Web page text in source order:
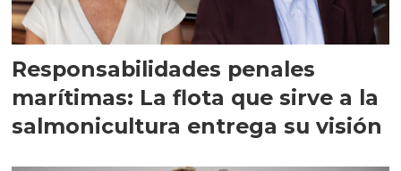
Responsabilidades penales
marítimas: La flota que sirve a la
salmonicultura entrega su visión